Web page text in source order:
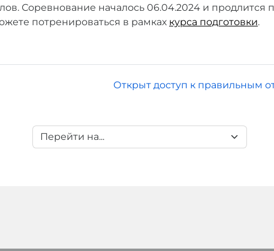
Соревнование началось 06.04.2024 и продлится
потренироваться в рамках курса подготовки.
Открыт доступ к правильным
Перейти на...